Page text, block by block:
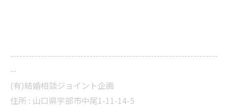
--------------------------------------------------------------------
--
(有)結婚相談ジョイント企画
住所 : 山口県宇部市中尾1-11-14-5